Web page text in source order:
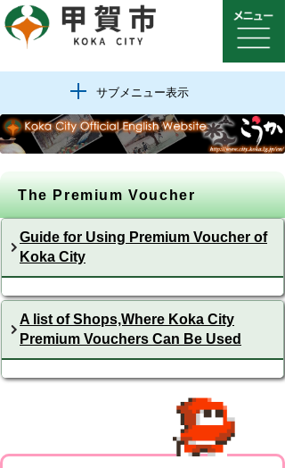
サブメニュー表示
The Premium Voucher
Guide for Using Premium Voucher of
Koka City
A list of Shops,Where Koka City
Premium Vouchers Can Be Used